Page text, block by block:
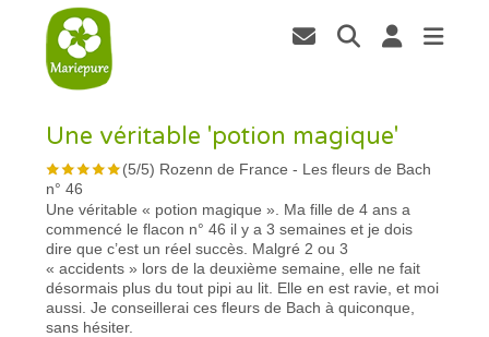
Une véritable 'potion magique'
(5/5) Rozenn de France - Les fleurs de Bach
n° 46
Une véritable « potion magique ». Ma fille de 4 ans a
commencé le flacon n° 46 il y a 3 semaines et je dois
dire que c’est un réel succès. Malgré 2 ou 3
« accidents » lors de la deuxième semaine, elle ne fait
désormais plus du tout pipi au lit. Elle en est ravie, et moi
aussi. Je conseillerai ces fleurs de Bach à quiconque,
sans hésiter.